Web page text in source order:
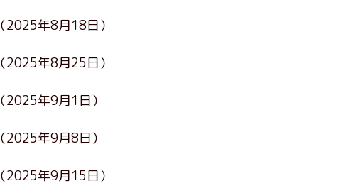
（2025年8月18日）
（2025年8月25日）
（2025年9月1日）
（2025年9月8日）
（2025年9月15日）